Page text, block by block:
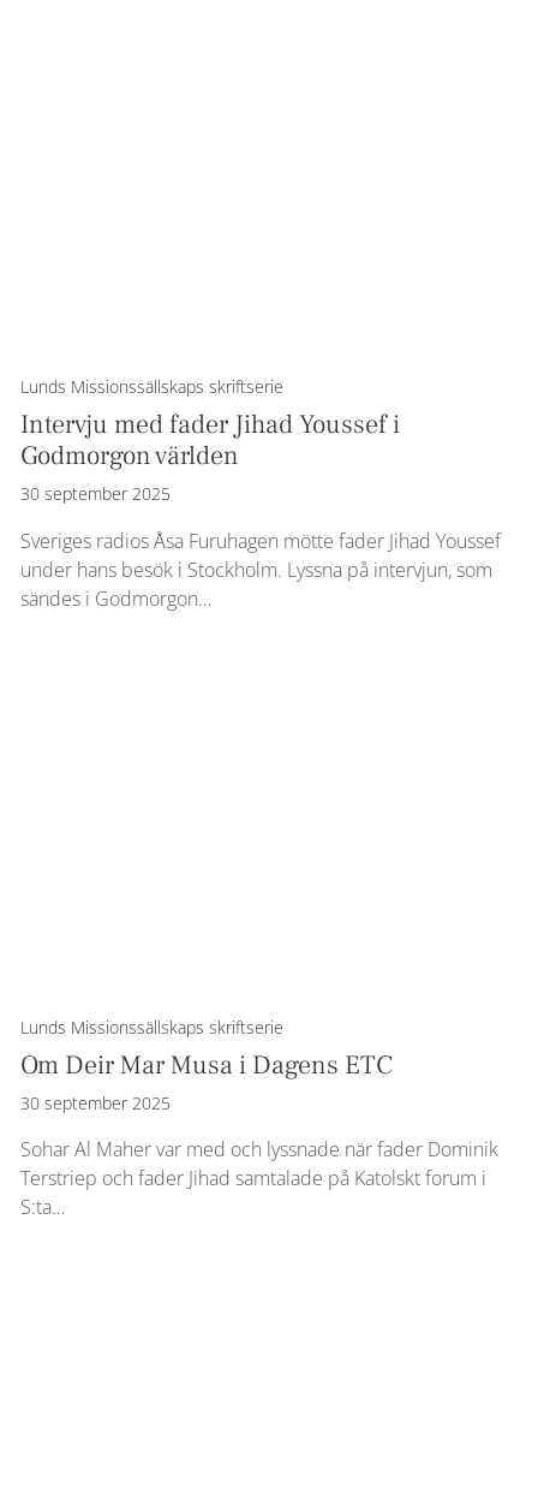
Lunds Missionssällskaps skriftserie
Intervju med fader Jihad Youssef i
Godmorgon världen
30 september 2025
Sveriges radios Åsa Furuhagen mötte fader Jihad Youssef
under hans besök i Stockholm. Lyssna på intervjun, som
sändes i Godmorgon…
Lunds Missionssällskaps skriftserie
Om Deir Mar Musa i Dagens ETC
30 september 2025
Sohar Al Maher var med och lyssnade när fader Dominik
Terstriep och fader Jihad samtalade på Katolskt forum i
S:ta…